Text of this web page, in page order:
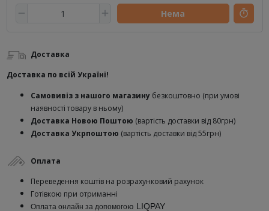
Нема
Доставка
Доставка по всій Україні!
Самовивіз з нашого магазину безкоштовно (при умові
наявності товару в ньому)
Доставка Новою Поштою (вартість доставки від 80грн)
Доставка Укрпоштою (вартість доставки від 55грн)
Оплата
Переведення коштів на розрахунковий рахунок
Готівкою при отриманні
Оплата онлайн за допомогою LIQPAY